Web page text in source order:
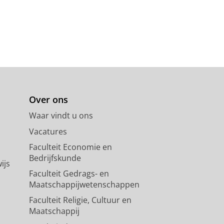
Over ons
Waar vindt u ons
Vacatures
Faculteit Economie en
Bedrijfskunde
Faculteit Gedrags- en
Maatschappijwetenschappen
Faculteit Religie, Cultuur en
Maatschappij